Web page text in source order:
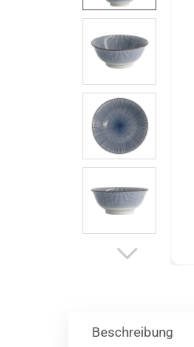
Beschreibung